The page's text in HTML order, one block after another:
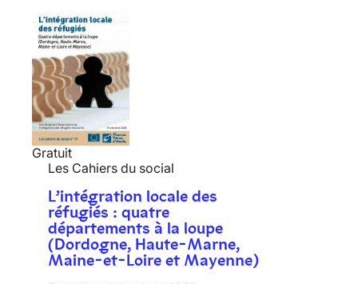
Gratuit
Les Cahiers du social
L’intégration locale des
réfugiés : quatre
départements à la loupe
(Dordogne, Haute-Marne,
Maine-et-Loire et Mayenne)